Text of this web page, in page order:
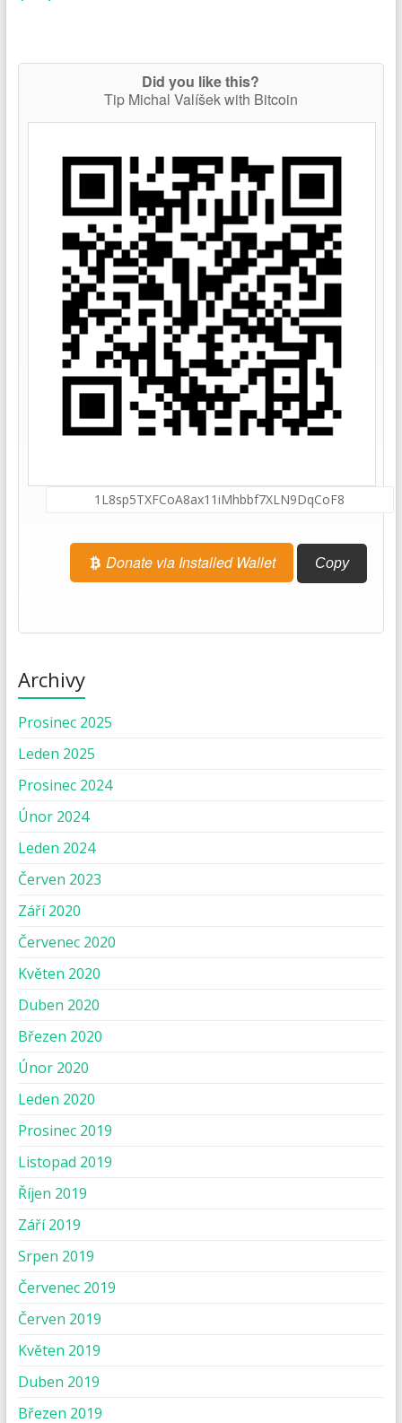
Did you like this?
Tip Michal Valíšek with Bitcoin
Donate via Installed Wallet Copy
Archivy
Prosinec 2025
Leden 2025
Prosinec 2024
Únor 2024
Leden 2024
Červen 2023
Září 2020
Červenec 2020
Květen 2020
Duben 2020
Březen 2020
Únor 2020
Leden 2020
Prosinec 2019
Listopad 2019
Říjen 2019
Září 2019
Srpen 2019
Červenec 2019
Červen 2019
Květen 2019
Duben 2019
Březen 2019